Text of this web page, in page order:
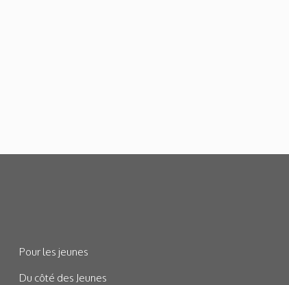
Pour les jeunes
Du côté des Jeunes